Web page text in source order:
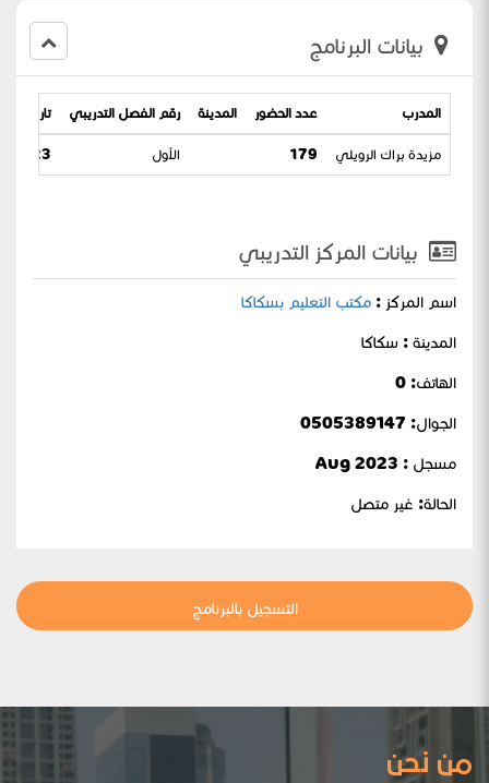
بيانات البرنامج
المدرب عدد الحضور المدينة رقم الفصل التدريبي تاريخ
مزيدة براك الرويلي 179 الأول / 17-02-1445
بيانات المركز التدريبي
اسم المركز : مكتب التعليم بسكاكا
المدينة : سكاكا
الهاتف: 0
الجوال:
مسجل : Aug 2023
الحالة: غير متصل
التسجيل بالبرنامج
من نحن